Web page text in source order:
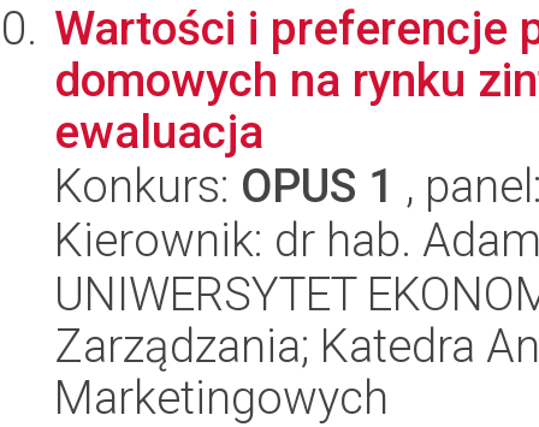
Wartości i preferencje
domowych na rynku
ewaluacja
Konkurs: OPUS 1 ,
Kierownik: dr hab.
UNIWERSYTET
Zarządzania; Katedra
Marketingowych